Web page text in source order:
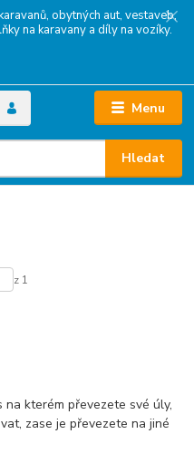
obytných aut, vestaveb,
na karavany a díly na vozíky.
Menu
Hledat
z 1
na kterém převezete své úly,
zase je převezete na jiné